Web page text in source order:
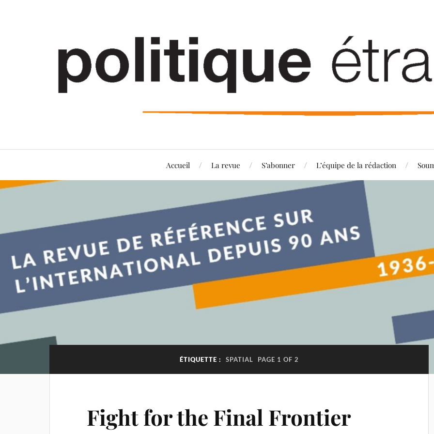
Accueil La revue S’abonner L’équipe de la rédaction
ÉTIQUETTE : SPATIAL PAGE 1 OF 2
Fight for the Final Frontier